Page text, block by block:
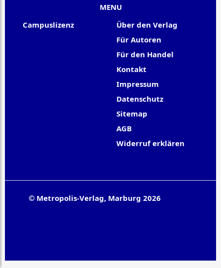
MENU
Campuslizenz
Über den Verlag
Für Autoren
Für den Handel
Kontakt
Impressum
Datenschutz
Sitemap
AGB
Widerruf erklären
© Metropolis-Verlag, Marburg 2026